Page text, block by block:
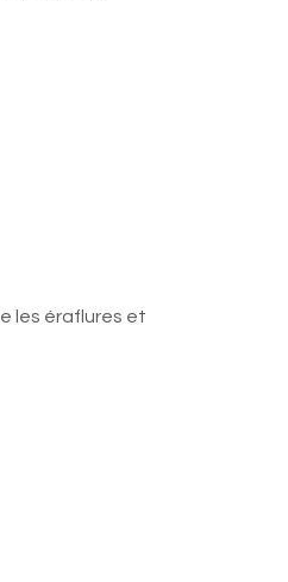
les éraflures et